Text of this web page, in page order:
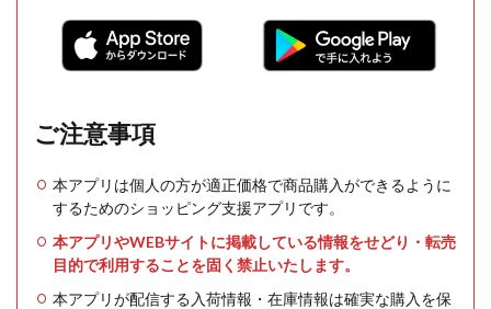
ご注意事項
本アプリは個人の方が適正価格で商品購入ができるように
するためのショッピング支援アプリです。
本アプリやWEBサイトに掲載している情報をせどり・転売
目的で利用することを固く禁止いたします。
本アプリが配信する入荷情報・在庫情報は確実な購入を保